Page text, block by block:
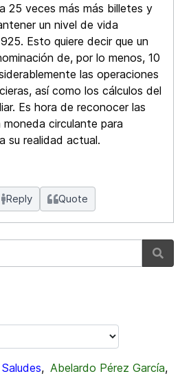
25 veces más más billetes y
un nivel de vida
Esto quiere decir que un
de, por lo menos, 10
las operaciones
así como los cálculos del
Es hora de reconocer las
circulante para
su realidad actual.
Reply Quote
, Abelardo Pérez García,